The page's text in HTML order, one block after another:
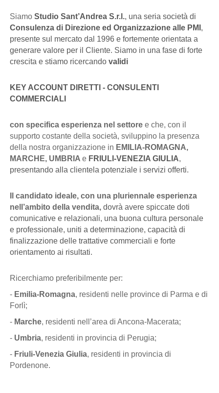
Siamo Studio Sant’Andrea S.r.l., una seria società di
Consulenza di Direzione ed Organizzazione alle PMI ,
presente sul mercato dal 1996 e fortemente orientata a
generare valore per il Cliente. Siamo in una fase di forte
crescita e stiamo ricercando validi
KEY ACCOUNT DIRETTI - CONSULENTI
COMMERCIALI
con specifica esperienza nel settore e che, con il
supporto costante della società, sviluppino la presenza
della nostra organizzazione in EMILIA-ROMAGNA,
MARCHE, UMBRIA e FRIULI-VENEZIA GIULIA,
presentando alla clientela potenziale i servizi offerti.
Il candidato ideale, con una pluriennale esperienza
nell’ambito della vendita, dovrà avere spiccate doti
comunicative e relazionali, una buona cultura personale
e professionale, uniti a determinazione, capacità di
finalizzazione delle trattative commerciali e forte
orientamento ai risultati.
Ricerchiamo preferibilmente per:
- Emilia-Romagna, residenti nelle province di Parma e di
Forlì;
- Marche, residenti nell’area di Ancona-Macerata;
- Umbria, residenti in provincia di Perugia;
- Friuli-Venezia Giulia, residenti in provincia di
Pordenone.